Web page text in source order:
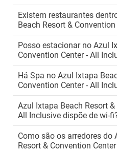
Existem restaurantes
Beach Resort &
Posso estacionar no Azul
Convention Center - All
Há Spa no Azul Ixtapa
Convention Center - All
Azul Ixtapa Beach Resort
All Inclusive dispõe de wi-
Como são os arredores do
Resort & Convention